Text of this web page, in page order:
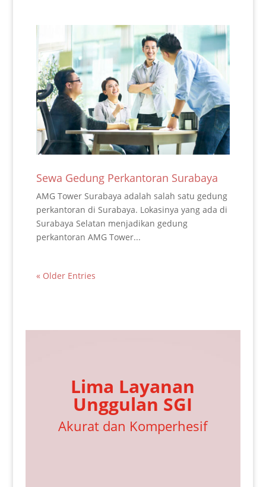
Sewa Gedung Perkantoran Surabaya
AMG Tower Surabaya adalah salah satu gedung
perkantoran di Surabaya. Lokasinya yang ada di
Surabaya Selatan menjadikan gedung
perkantoran AMG Tower...
« Older Entries
Lima Layanan
Unggulan SGI
Akurat dan Komperhesif